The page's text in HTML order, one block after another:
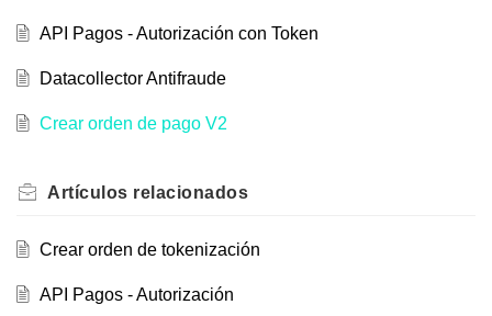
API Pagos - Autorización con Token
Datacollector Antifraude
Crear orden de pago V2
Artículos relacionados
Crear orden de tokenización
API Pagos - Autorización